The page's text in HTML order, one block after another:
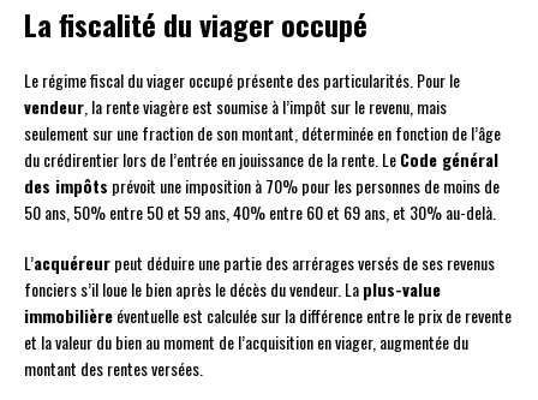
La fiscalité du viager occupé
Le régime fiscal du viager occupé présente des particularités. Pour le
vendeur , la rente viagère est soumise à l’impôt sur le revenu, mais
seulement sur une fraction de son montant, déterminée en fonction de l’âge
du crédirentier lors de l’entrée en jouissance de la rente. LeCode général
des impôts prévoit une imposition à 70% pour les personnes de moins de
50 ans, 50% entre 50 et 59 ans, 40% entre 60 et 69 ans, et 30% au-delà.
L’acquéreurpeut déduire une partie des arrérages versés de ses revenus
fonciers s’il loue le bien après le décès du vendeur. Laplus-value
immobilièreéventuelle est calculée sur la différence entre le prix de revente
et la valeur du bien au moment de l’acquisition en viager, augmentée du
montant des rentes versées.